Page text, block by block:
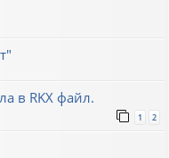
в RKX файл.
1 2